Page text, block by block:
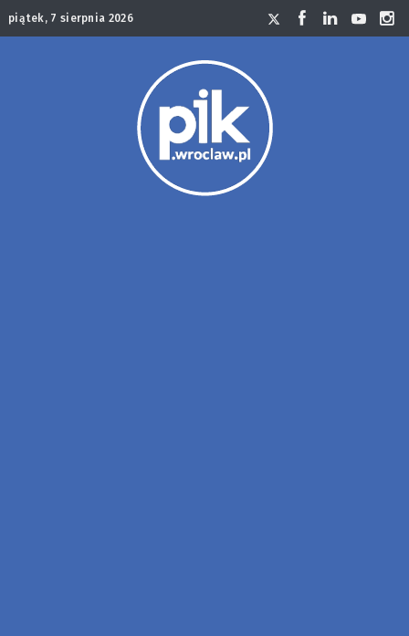
piątek, 7 sierpnia 2026